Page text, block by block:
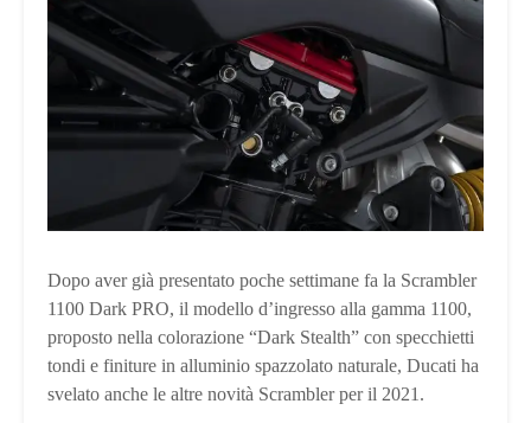
Dopo aver già presentato poche settimane fa la Scrambler
1100 Dark PRO, il modello d’ingresso alla gamma 1100,
proposto nella colorazione “Dark Stealth” con specchietti
tondi e finiture in alluminio spazzolato naturale, Ducati ha
svelato anche le altre novità Scrambler per il 2021.